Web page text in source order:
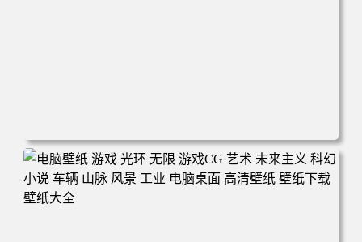
电脑壁纸 游戏 黑色神话 悟空 森林 自然 艺术品 电脑桌面 高
清壁纸 壁纸下载 壁纸大全